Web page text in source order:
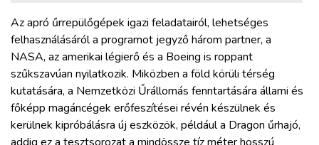
Az apró űrrepülőgépek igazi feladatairól, lehetséges
felhasználásáról a programot jegyző három partner, a
NASA, az amerikai légierő és a Boeing is roppant
szűkszavúan nyilatkozik. Miközben a föld körüli térség
kutatására, a Nemzetközi Űrállomás fenntartására állami és
főképp magáncégek erőfeszítései révén készülnek és
kerülnek kipróbálásra új eszközök, például a Dragon űrhajó,